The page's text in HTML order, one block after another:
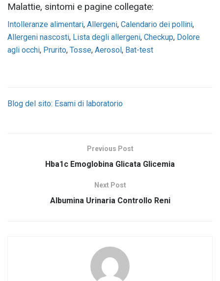
Malattie, sintomi e pagine collegate:
Intolleranze alimentari, Allergeni, Calendario dei pollini,
Allergeni nascosti, Lista degli allergeni, Checkup, Dolore
agli occhi, Prurito, Tosse, Aerosol, Bat-test
Blog del sito: Esami di laboratorio
Previous Post
Hba1c Emoglobina Glicata Glicemia
Next Post
Albumina Urinaria Controllo Reni